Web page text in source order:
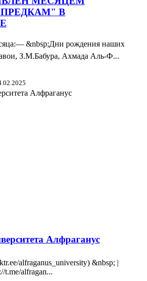
В
&nbsp;Дни рождения наших
З.М.Бабура, Ахмада Аль-Ф...
Алфраганус
alfraganus_university) &nbsp; |
t.me/alfragan...